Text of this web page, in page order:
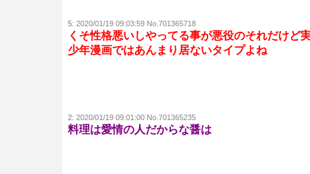
5: 2020/01/19 09:03:59 No.701365718
くそ性格悪いしやってる事が悪役のそれだけど
少年漫画ではあんまり居ないタイプよね
2: 2020/01/19 09:01:00 No.701365235
料理は愛情の人だからな醤は